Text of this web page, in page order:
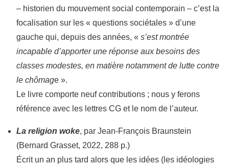
– historien du mouvement social contemporain – c’est la
focalisation sur les « questions sociétales » d’une
gauche qui, depuis des années, « s’est montrée
incapable d’apporter une réponse aux besoins des
classes modestes, en matière notamment de lutte contre
le chômage ».
Le livre comporte neuf contributions ; nous y ferons
référence avec les lettres CG et le nom de l’auteur.
La religion woke, par Jean-François Braunstein
(Bernard Grasset, 2022, 288 p.)
Écrit un an plus tard alors que les idées (les idéologies